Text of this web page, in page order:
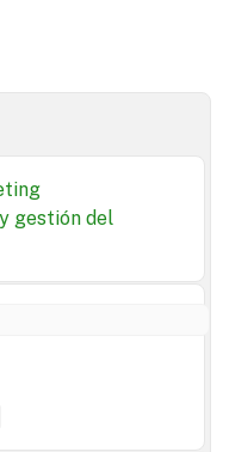
gestión del